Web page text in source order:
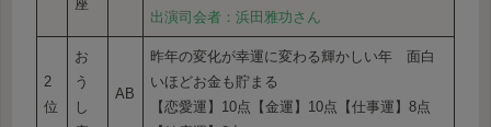
座
出演司会者：浜田雅功さん
2
位
お
う
し
AB
昨年の変化が幸運に変わる輝かしい年 面白
いほどお金も貯まる
【恋愛運】10点【金運】10点【仕事運】8点